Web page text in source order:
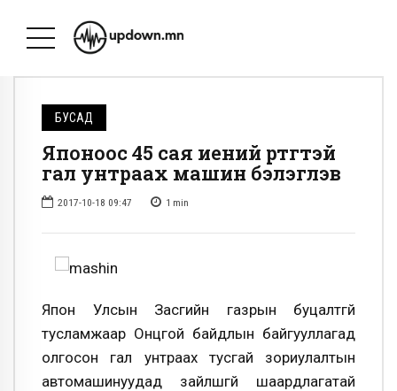
БУСАД
Японоос 45 сая иений өртөгтэй
гал унтраах машин бэлэглэв
2017-10-18 09:47 1 min
Япон Улсын Засгийн газрын буцалтгүй
тусламжаар Онцгой байдлын байгууллагад
олгосон гал унтраах тусгай зориулалтын
автомашинуудад зайлшгүй шаардлагатай